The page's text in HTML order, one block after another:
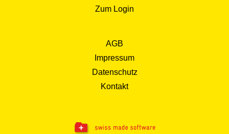
Zum Login
AGB
Impressum
Datenschutz
Kontakt